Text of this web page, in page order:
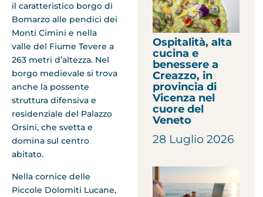
il caratteristico borgo di
Bomarzo alle pendici dei
Monti Cimini e nella
valle del Fiume Tevere a
263 metri d’altezza. Nel
borgo medievale si trova
anche la possente
struttura difensiva e
residenziale del Palazzo
Orsini, che svetta e
domina sul centro
abitato.
Nella cornice delle
Piccole Dolomiti Lucane,
Ospitalità, alta
cucina e
benessere a
Creazzo, in
provincia di
Vicenza nel
cuore del
Veneto
28 Luglio 2026